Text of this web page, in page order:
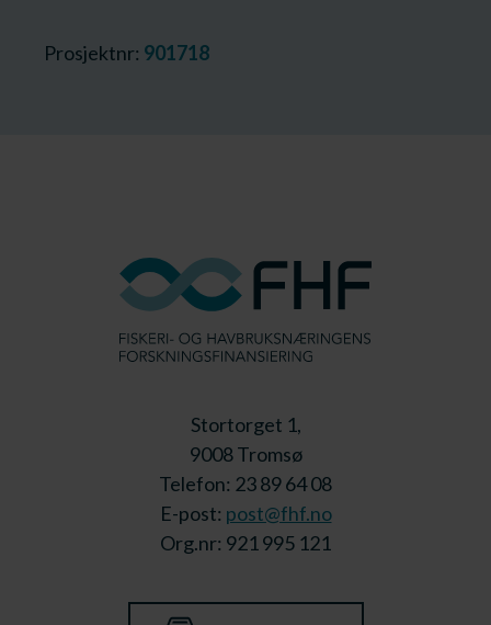
Prosjektnr: 901718
Stortorget 1,
9008 Tromsø
Telefon: 23 89 64 08
E-post: post@fhf.no
Org.nr: 921 995 121